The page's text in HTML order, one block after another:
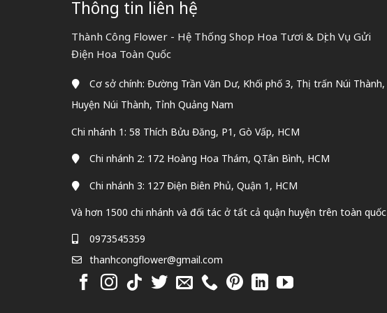
Thông tin liên hệ
Thành Công Flower - Hệ Thống Shop Hoa Tươi & Dịch Vụ Gửi
Điện Hoa Toàn Quốc
Cơ sở chính: Đường Trần Văn Dư, Khối phố 3, Thị trấn Núi Thành,
Huyện Núi Thành, Tỉnh Quảng Nam
Chi nhánh 1: 58 Thích Bửu Đăng, P1, Gò Vấp, HCM
Chi nhánh 2: 172 Hoàng Hoa Thám, Q.Tân Bình, HCM
Chi nhánh 3: 127 Điện Biên Phủ, Quận 1, HCM
Và hơn 1500 chi nhánh và đối tác ở tất cả quận huyện trên toàn quốc
0973545359
thanhcongflower@gmail.com